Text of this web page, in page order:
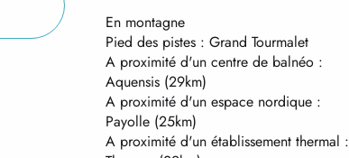
En montagne
Pied des pistes : Grand Tourmalet
A proximité d'un centre de balnéo :
Aquensis (29km)
A proximité d'un espace nordique :
Payolle (25km)
A proximité d'un établissement thermal :